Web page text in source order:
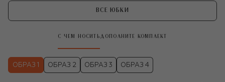
ВСЕ ЮБКИ
С ЧЕМ НОСИТЬ ДОПОЛНИТЕ КОМПЛЕКТ
ОБРАЗ 1 ОБРАЗ 2 ОБРАЗ 3 ОБРАЗ 4